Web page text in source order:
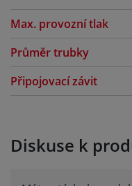
Max. provozní tlak
Průměr trubky
Připojovací závit
Diskuse k